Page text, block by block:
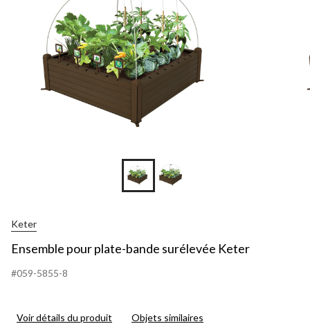
Keter
Ensemble pour plate-bande surélevée Keter
#059-5855-8
Voir détails du produit Objets similaires